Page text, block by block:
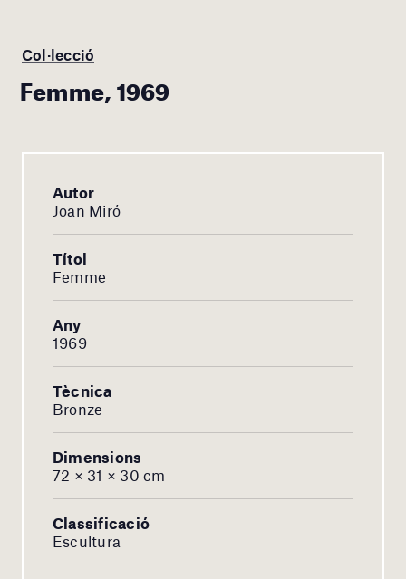
Col·lecció
Femme, 1969
Autor
Joan Miró
Títol
Femme
Any
1969
Tècnica
Bronze
Dimensions
72 × 31 × 30 cm
Classificació
Escultura